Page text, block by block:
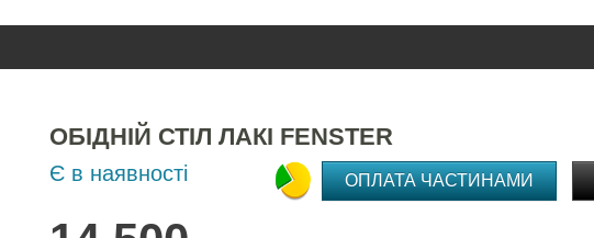
ОБІДНІЙ СТІЛ ЛАКІ FENSTER
Є в наявності ОПЛАТА ЧАСТИНАМИ